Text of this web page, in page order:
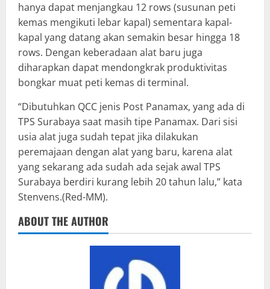
hanya dapat menjangkau 12 rows (susunan peti
kemas mengikuti lebar kapal) sementara kapal-
kapal yang datang akan semakin besar hingga 18
rows. Dengan keberadaan alat baru juga
diharapkan dapat mendongkrak produktivitas
bongkar muat peti kemas di terminal.
“Dibutuhkan QCC jenis Post Panamax, yang ada di
TPS Surabaya saat masih tipe Panamax. Dari sisi
usia alat juga sudah tepat jika dilakukan
peremajaan dengan alat yang baru, karena alat
yang sekarang ada sudah ada sejak awal TPS
Surabaya berdiri kurang lebih 20 tahun lalu,” kata
Stenvens.(Red-MM).
ABOUT THE AUTHOR